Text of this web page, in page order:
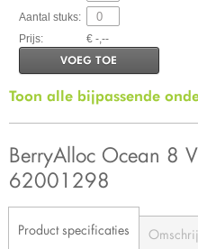
Aantal stuks:
Prijs:
€ -,--
VOEG TOE
Toon alle bijpassende
BerryAlloc Ocean 8
62001298
Product specificaties